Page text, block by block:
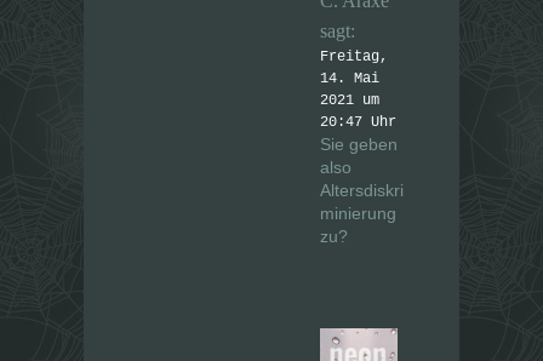
sagt:
Freitag,
14. Mai
2021 um
20:47 Uhr
Sie geben
also
Altersdiskri
minierung
zu?